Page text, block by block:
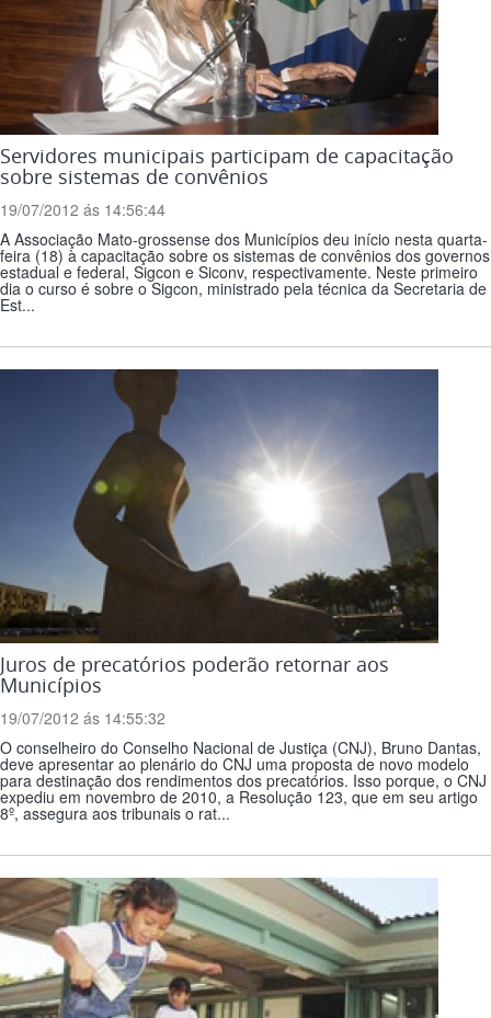
Servidores municipais participam de capacitação
sobre sistemas de convênios
19/07/2012 ás 14:56:44
A Associação Mato-grossense dos Municípios deu início nesta quarta-
feira (18) à capacitação sobre os sistemas de convênios dos governos
estadual e federal, Sigcon e Siconv, respectivamente. Neste primeiro
dia o curso é sobre o Sigcon, ministrado pela técnica da Secretaria de
Est...
Juros de precatórios poderão retornar aos
Municípios
19/07/2012 ás 14:55:32
O conselheiro do Conselho Nacional de Justiça (CNJ), Bruno Dantas,
deve apresentar ao plenário do CNJ uma proposta de novo modelo
para destinação dos rendimentos dos precatórios. Isso porque, o CNJ
expediu em novembro de 2010, a Resolução 123, que em seu artigo
8º, assegura aos tribunais o rat...